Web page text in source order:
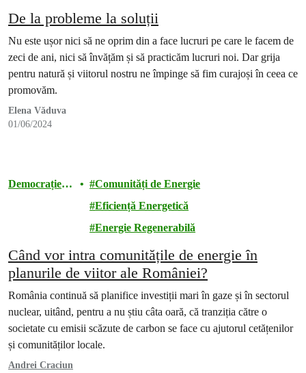
De la probleme la soluții
Nu este ușor nici să ne oprim din a face lucruri pe care le facem de
zeci de ani, nici să învățăm și să practicăm lucruri noi. Dar grija
pentru natură și viitorul nostru ne împinge să fim curajoși în ceea ce
promovăm.
Elena Văduva
01/06/2024
Democrație
Comunități de Energie
Eficiență Energetică
Energie Regenerabilă
Când vor intra comunitățile de energie în
planurile de viitor ale României?
România continuă să planifice investiții mari în gaze și în sectorul
nuclear, uitând, pentru a nu știu câta oară, că tranziția către o
societate cu emisii scăzute de carbon se face cu ajutorul cetățenilor
și comunităților locale.
Andrei Craciun